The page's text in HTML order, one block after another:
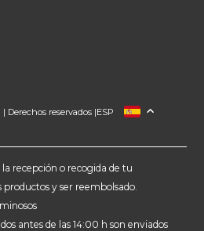
Derechos reservados |
FRANCIA
ALEMANIA
PAÍSES BAJOS
ESP
recepción o recogida de tu
y ser reembolsado.
antes de las 14:00 h son enviados